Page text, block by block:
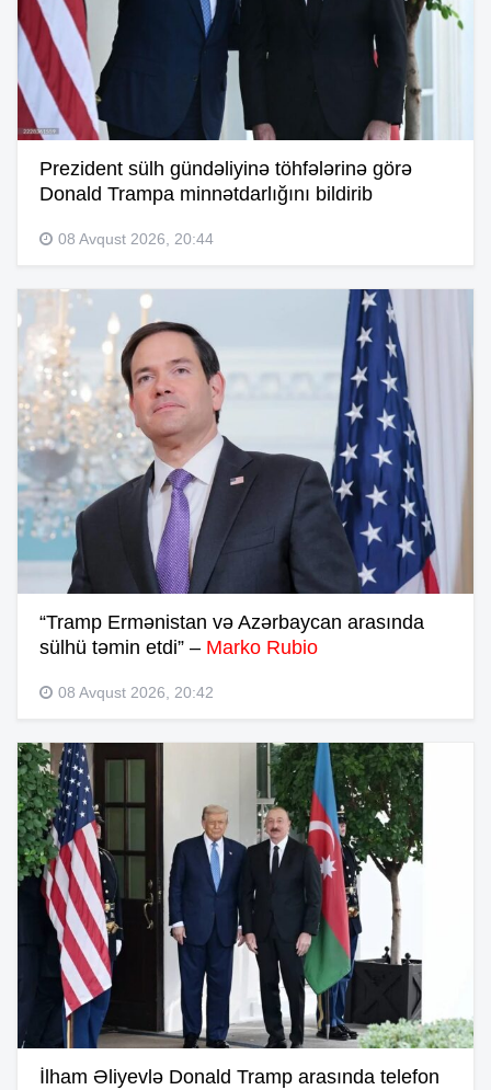
Prezident sülh gündəliyinə töhfələrinə görə
Donald Trampa minnətdarlığını bildirib
08 Avqust 2026, 20:44
“Tramp Ermənistan və Azərbaycan arasında
sülhü təmin etdi” – Marko Rubio
08 Avqust 2026, 20:42
İlham Əliyevlə Donald Tramp arasında telefon